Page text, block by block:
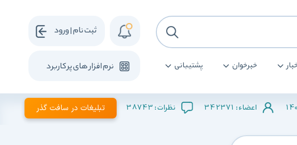
خبرخوان پشتیبانی نرم افزار های پرکاربرد
ثبت نام | ورود
اعضاء : 342371 نظرات : 38743 تبلیغات در سافت گذر